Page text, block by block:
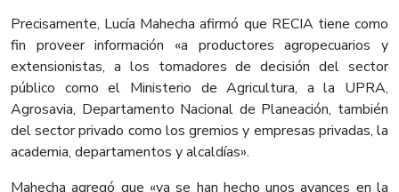
Precisamente, Lucía Mahecha afirmó que RECIA tiene como
fin proveer información «a productores agropecuarios y
extensionistas, a los tomadores de decisión del sector
público como el Ministerio de Agricultura, a la UPRA,
Agrosavia, Departamento Nacional de Planeación, también
del sector privado como los gremios y empresas privadas, la
academia, departamentos y alcaldías».
Mahecha agregó que «ya se han hecho unos avances en la